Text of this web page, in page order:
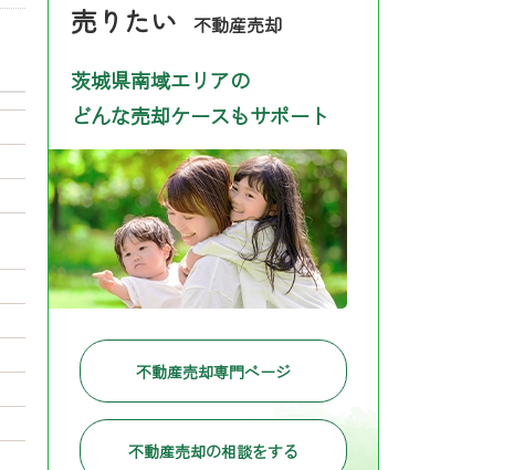
売りたい 不動産売却
茨城県南域エリアの
どんな売却ケースもサポート
不動産売却専門ページ
不動産売却の相談をする